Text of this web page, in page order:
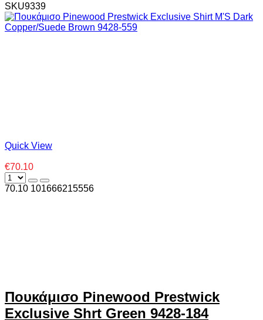
SKU9339
Quick View
€70.10
70.10 101666215556
Πουκάμισο Pinewood Prestwick
Exclusive Shrt Green 9428-184